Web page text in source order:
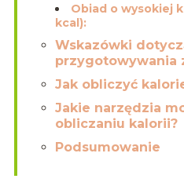
Obiad o wysokiej
kcal):
Wskazówki
przygotowywania
Jak obliczyć
Jakie narzędzia
obliczaniu kalorii?
Podsumowanie